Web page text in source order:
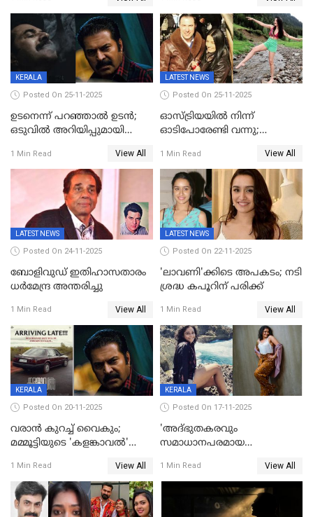
മാറ്റണം';പൊങ്കാല റിലീസ് മാറ്റി
സൂപ്പർവൈസർ
ജീവനൊടുക്കി
KERALA
Posted On 25-11-2025
ഉടനെന്ന് പറഞ്ഞാൽ ഉടൻ;
ഒടുവിൽ അറിയിപ്പുമായി
റിലീസ് തീയതി പുറത്ത്
1 Min Read View All
LATEST NEWS
Posted On 25-11-2025
ഓസ്ട്രിയയിൽ നിന്ന്
ഓടിപോരേണ്ടി വന്നു;
ശാരീരികമായും ഉപദ്രവിച്ചു;
ഭർത്താവിനെതിരെ 50 കോടി
രൂപ നഷ്ടപരിഹാരം
ആവശ്യപ്പെട്ട് മുൻ മിസ് ഇന്ത്യ
1 Min Read View All
LATEST NEWS
Posted On 24-11-2025
ബോളിവുഡ് ഇതിഹാസതാരം
ധർമേന്ദ്ര അന്തരിച്ചു
1 Min Read View All
LATEST NEWS
Posted On 22-11-2025
'ലാവണി'ക്കിടെ അപകടം; നടി
ശ്രദ്ധ കപൂറിന് പരിക്ക്
1 Min Read View All
KERALA
Posted On 20-11-2025
വരാൻ കുറച്ച് വൈകും;
മമ്മൂട്ടിയുടെ 'കളങ്കാവൽ'
1 Min Read View All
KERALA
Posted On 17-11-2025
'അദ്‌ഭുതകരവും
സമാധാനപരമായ
വിവാഹമോചിതയായെന്ന് മീര
വാസുദേവൻ
1 Min Read View All